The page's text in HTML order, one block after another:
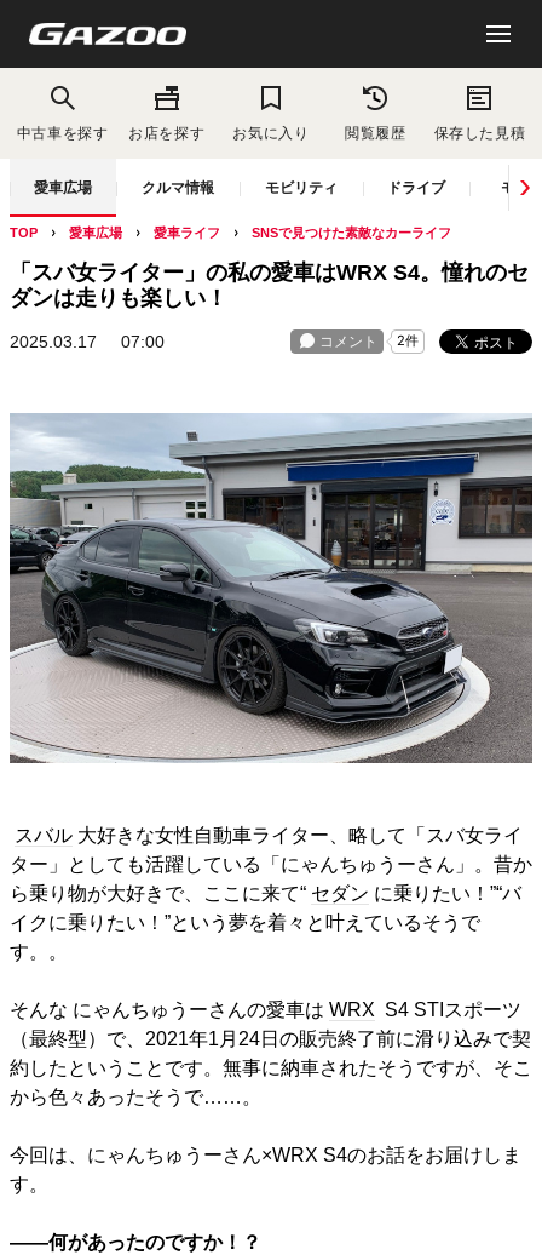
中古車を探す お店を探す お気に入り 閲覧履歴 保存した見積
愛車広場 クルマ情報 モビリティ ドライブ モー
TOP 愛車広場 愛車ライフ SNSで見つけた素敵なカーライフ
「スバ女ライター」の私の愛車はWRX S4。憧れのセ
ダンは走りも楽しい！
2025.03.17 07:00
スバル 大好きな女性自動車ライター、略して「スバ女ライ
ター」としても活躍している「にゃんちゅうーさん」。昔か
ら乗り物が大好きで、ここに来て“ セダン に乗りたい！”“バ
イクに乗りたい！”という夢を着々と叶えているそうで
す。。
そんな にゃんちゅうーさんの愛車は WRX S4 STIスポーツ
（最終型）で、2021年1月24日の販売終了前に滑り込みで契
約したということです。無事に納車されたそうですが、そこ
から色々あったそうで……。
今回は、にゃんちゅうーさん×WRX S4のお話をお届けしま
す。
――何があったのですか！？